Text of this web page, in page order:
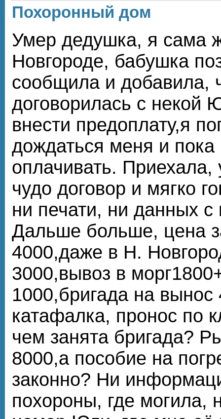
Похоронный дом
Умер дедушка, я сама
Новгороде, бабушка
сообщила и добавила,
договорилась с некой
внести предоплату,я
дождаться меня и пока
оплачивать. Приехала,
чудо договор и мягко
ни печати, ни данных
Дальше больше, цена
4000,даже в Н.
3000,вывоз в
1000,бригада на вынос
катафалка, пронос по
чем занята бригада?
8000,а пособие на
законно? Ни
похороны, где могила,